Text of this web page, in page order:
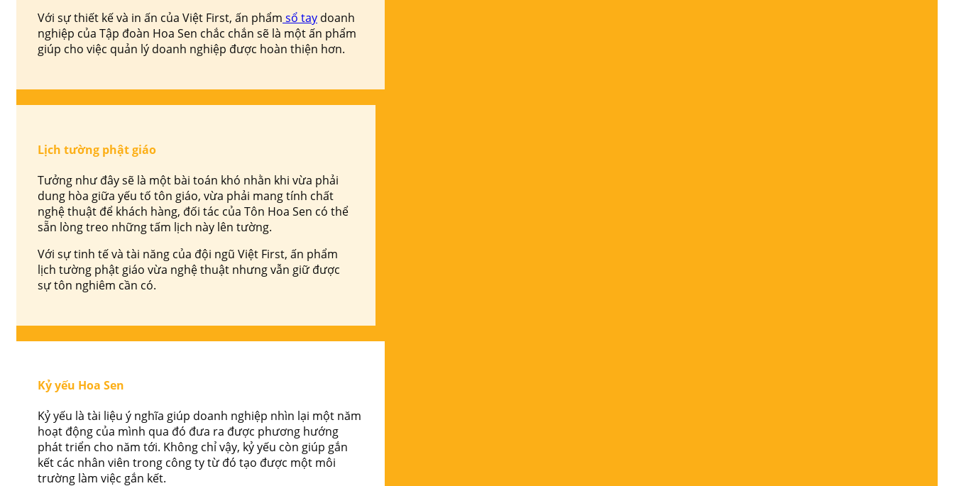
Với sự thiết kế và in ấn của Việt First, ấn phẩm sổ tay doanh
nghiệp của Tập đoàn Hoa Sen chắc chắn sẽ là một ấn phẩm
giúp cho việc quản lý doanh nghiệp được hoàn thiện hơn.
Lịch tường phật giáo
Tưởng như đây sẽ là một bài toán khó nhằn khi vừa phải
dung hòa giữa yếu tố tôn giáo, vừa phải mang tính chất
nghệ thuật để khách hàng, đối tác của Tôn Hoa Sen có thể
sẵn lòng treo những tấm lịch này lên tường.
Với sự tinh tế và tài năng của đội ngũ Việt First, ấn phẩm
lịch tường phật giáo vừa nghệ thuật nhưng vẫn giữ được
sự tôn nghiêm cần có.
Kỷ yếu Hoa Sen
Kỷ yếu là tài liệu ý nghĩa giúp doanh nghiệp nhìn lại một năm
hoạt động của mình qua đó đưa ra được phương hướng
phát triển cho năm tới. Không chỉ vậy, kỷ yếu còn giúp gắn
kết các nhân viên trong công ty từ đó tạo được một môi
trường làm việc gắn kết.